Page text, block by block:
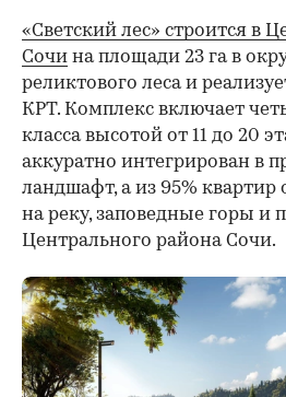
«Светский лес» строится в
Сочи на площади 23 га в
реликтового леса и
КРТ. Комплекс включает
класса высотой от 11 до 20
аккуратно интегрирован в
ландшафт, а из 95%
на реку, заповедные горы и
Центрального района Сочи.